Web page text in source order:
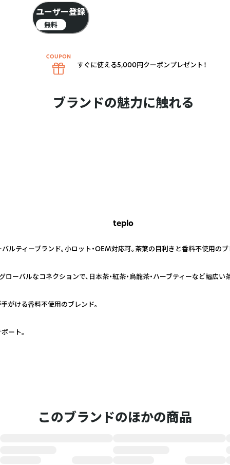
ブランドの魅力に触れる
teplo
ルティーブランド。小ロット・OEM対応可。茶葉の目利きと香料不使用の
ローバルなコネクションで、日本茶・紅茶・烏龍茶・ハーブティーなど幅広い
がける香料不使用のブレンド。
ート。
このブランドのほかの商品
ユーザー登録
無料
すぐに使える5,000円クーポンプレゼント！